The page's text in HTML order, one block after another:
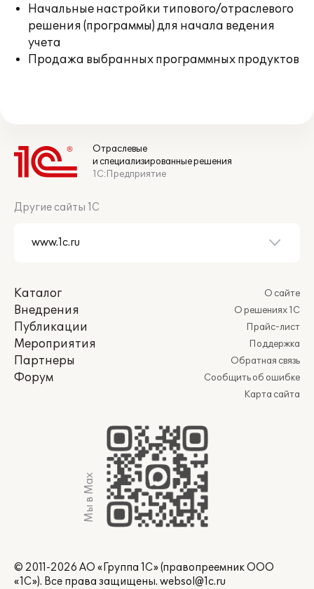
Начальные настройки типового/отраслевого
решения (программы) для начала ведения
учета
Продажа выбранных программных продуктов
Отраслевые
и специализированные решения
1С:Предприятие
Другие сайты 1С
Каталог
Внедрения
Публикации
Мероприятия
Партнеры
Форум
О сайте
О решениях 1С
Прайс-лист
Поддержка
Обратная связь
Сообщить об ошибке
Карта сайта
Мы в Max
© 2011-2026 АО «Группа 1С» (правопреемник ООО
«1С»). Все права защищены. websol@1c.ru